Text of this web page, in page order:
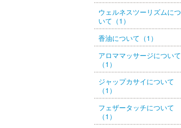
ウェルネスツーリズムにつ
いて（1）
香油について（1）
アロママッサージについて
（1）
ジャップカサイについて
（1）
フェザータッチについて
（1）